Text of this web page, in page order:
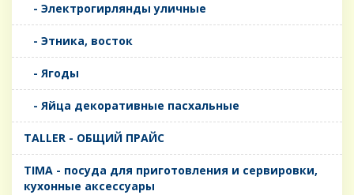
- Электрогирлянды уличные
- Этника, восток
- Ягоды
- Яйца декоративные пасхальные
TALLER - ОБЩИЙ ПРАЙС
TIMA - посуда для приготовления и сервировки,
кухонные аксессуары